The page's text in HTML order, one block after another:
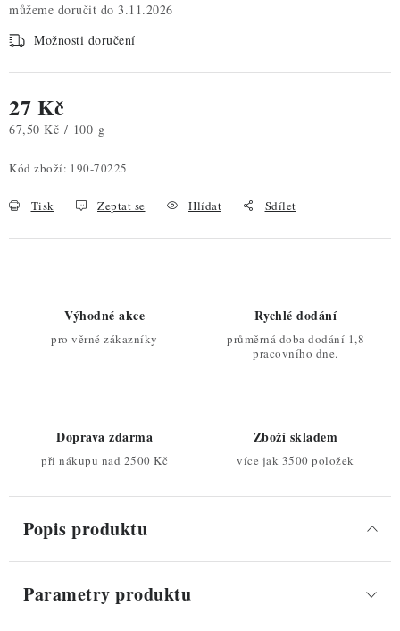
3.11.2026
Možnosti doručení
27 Kč
Měrná cena:
67,50 Kč / 100 g
Kód zboží: 190-70225
Tisk Zeptat se Hlídat Sdílet
Výhodné akce
pro věrné zákazníky
Rychlé dodání
průměrná doba dodání 1,8
pracovního dne.
Doprava zdarma
při nákupu nad 2500 Kč
Zboží skladem
více jak 3500 položek
Popis produktu
Parametry produktu